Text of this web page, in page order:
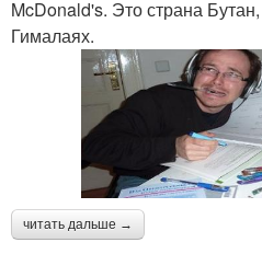
McDonald's. Это страна
Гималаях.
читать дальше →